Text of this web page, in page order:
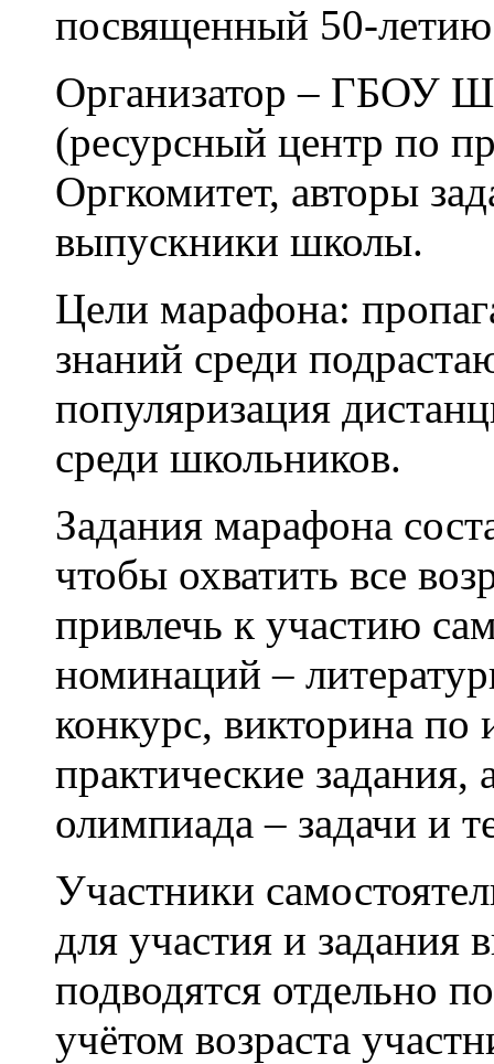
посвященный 50-
Организатор – ГБОУ
(ресурсный центр по
Оргкомитет, авторы
выпускники школы.
Цели марафона:
знаний среди
популяризация
среди школьников.
Задания марафона
чтобы охватить все
привлечь к участию
номинаций –
конкурс, викторина по
практические задания,
олимпиада – задачи и
Участники
для участия и
подводятся отдельно
учётом возраста